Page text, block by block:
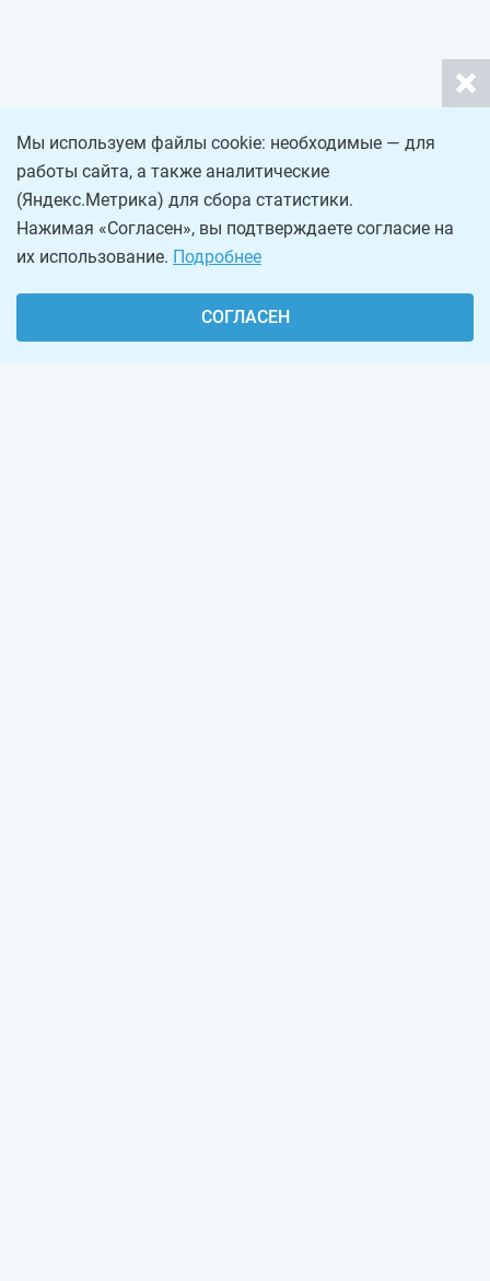
Мы используем файлы cookie: необходимые — для
работы сайта, а также аналитические
(Яндекс.Метрика) для сбора статистики.
Нажимая «Согласен», вы подтверждаете согласие на
их использование. Подробнее
СОГЛАСЕН